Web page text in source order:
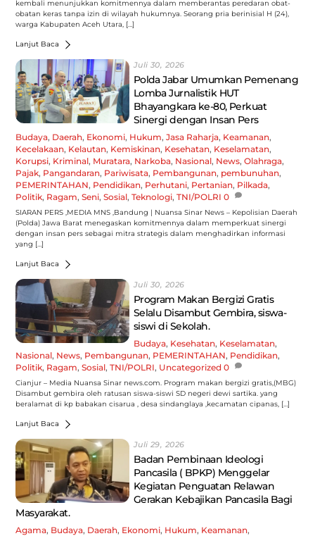
kembali menunjukkan komitmennya dalam memberantas peredaran obat-
obatan keras tanpa izin di wilayah hukumnya. Seorang pria berinisial H (24),
warga Kabupaten Aceh Utara, […]
Lanjut Baca
Juli 30, 2026
Polda Jabar Umumkan Pemenang
Lomba Jurnalistik HUT
Bhayangkara ke-80, Perkuat
Sinergi dengan Insan Pers
Budaya, Daerah, Ekonomi, Hukum,Jasa Raharja, Keamanan,
Kecelakaan, Kelautan, Kemiskinan, Kesehatan, Keselamatan,
Korupsi, Kriminal, Muratara, Narkoba, Nasional, News,Olahraga,
Pajak, Pangandaran, Pariwisata, Pembangunan, pembunuhan,
PEMERINTAHAN, Pendidikan, Perhutani, Pertanian, Pilkada,
Politik, Ragam,Seni,Sosial,Teknologi,TNI/POLRI 0
SIARAN PERS ,MEDIA MNS ,Bandung | Nuansa Sinar News – Kepolisian Daerah
(Polda) Jawa Barat menegaskan komitmennya dalam memperkuat sinergi
dengan insan pers sebagai mitra strategis dalam menghadirkan informasi
yang […]
Lanjut Baca
Juli 30, 2026
Program Makan Bergizi Gratis
Selalu Disambut Gembira, siswa-
siswi di Sekolah.
Budaya, Kesehatan, Keselamatan,
Nasional, News, Pembangunan, PEMERINTAHAN, Pendidikan,
Politik, Ragam,Sosial,TNI/POLRI, Uncategorized 0
Cianjur – Media Nuansa Sinar news.com. Program makan bergizi gratis,(MBG)
Disambut gembira oleh ratusan siswa-siswi SD negeri dewi sartika. yang
beralamat di kp babakan cisarua , desa sindanglaya ,kecamatan cipanas, […]
Lanjut Baca
Juli 29, 2026
Badan Pembinaan Ideologi
Pancasila ( BPKP) Menggelar
Kegiatan Penguatan Relawan
Gerakan Kebajikan Pancasila Bagi
Masyarakat.
Agama, Budaya, Daerah, Ekonomi, Hukum, Keamanan,